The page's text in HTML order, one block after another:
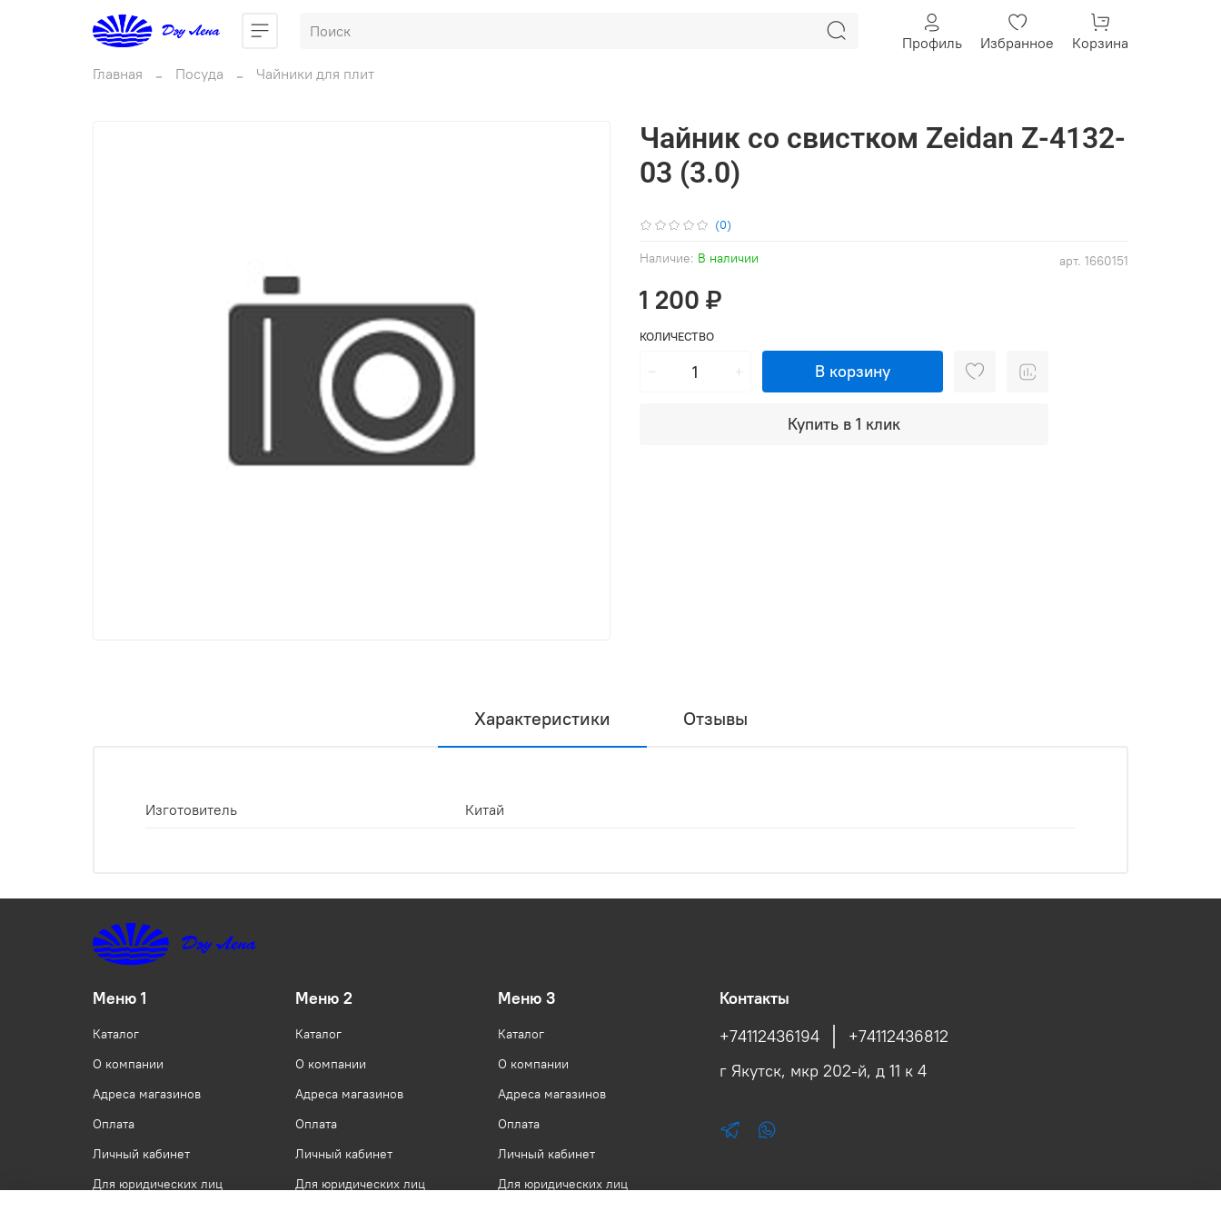
Профиль Избранное
Корзина
Главная
Посуда Чайники для плит
(0)
арт. 1660151
Наличие: В наличии
Чайник со свистком Zeidan Z-4132-
03 (3.0)
1 200 ₽
КОЛИЧЕСТВО
В корзину
Купить в 1 клик
Характеристики Отзывы
Изготовитель Китай
Меню 1
Каталог
О компании
Адреса магазинов
Оплата
Личный кабинет
Для юридических лиц
Меню 2
Каталог
О компании
Адреса магазинов
Оплата
Личный кабинет
Для юридических лиц
Меню 3
Каталог
О компании
Адреса магазинов
Оплата
Личный кабинет
Для юридических лиц
Контакты
+74112436194
+74112436812
г Якутск, мкр 202-й, д 11 к 4